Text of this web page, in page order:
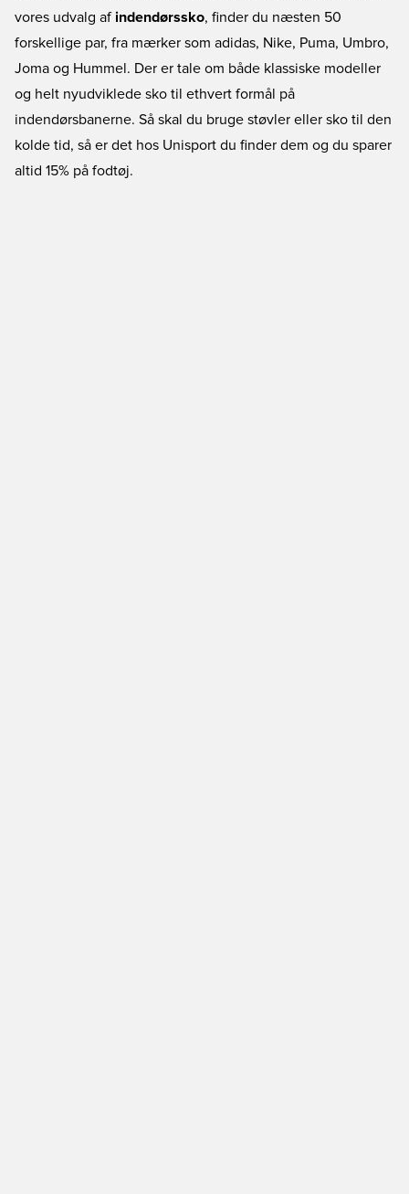
vores udvalg af indendørssko, finder du næsten 50
forskellige par, fra mærker som adidas, Nike, Puma, Umbro,
Joma og Hummel. Der er tale om både klassiske modeller
og helt nyudviklede sko til ethvert formål på
indendørsbanerne. Så skal du bruge støvler eller sko til den
kolde tid, så er det hos Unisport du finder dem og du sparer
altid 15% på fodtøj.